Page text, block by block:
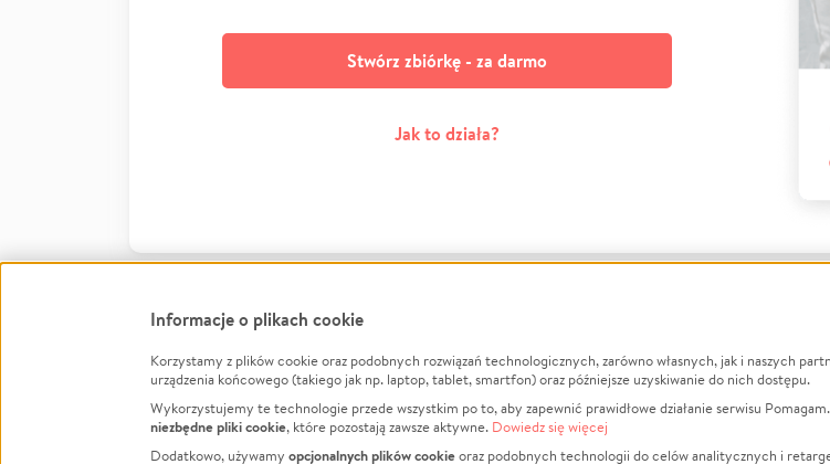
Stwórz zbiórkę - za darmo
Jak to działa?
FacebookTwitter Instagram
Informacje
Jak to działa?
Regulamin
O nas
Opinie
Raporty
Informacje o plikach cookie
Korzystamy z plików cookie oraz podobnych rozwiązań technologicznych, zarówno własnych, jak i naszych
urządzenia końcowego (takiego jak np. laptop, tablet, smartfon) oraz późniejsze uzyskiwanie do nich dostępu.
Wykorzystujemy te technologie przede wszystkim po to, aby zapewnić prawidłowe działanie serwisu
niezbędne pliki cookie, które pozostają zawsze aktywne. Dowiedz się więcej
Dodatkowo, używamy opcjonalnych plików cookieoraz podobnych technologii do celów analitycznych i